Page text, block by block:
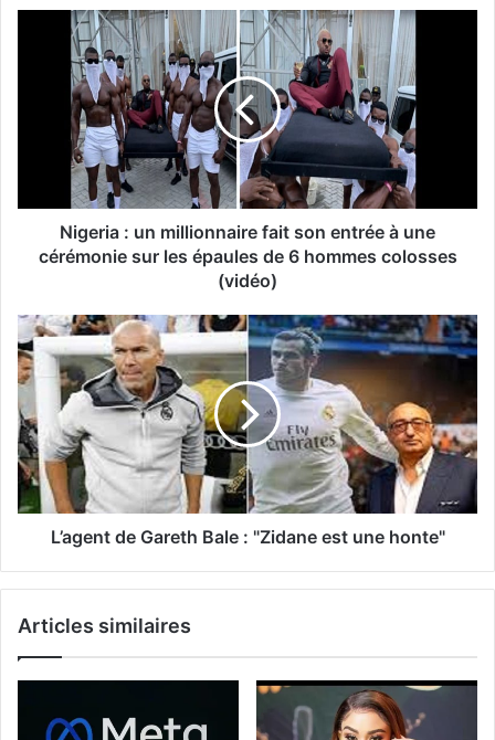
Nigeria : un millionnaire fait son entrée à une
cérémonie sur les épaules de 6 hommes colosses
(vidéo)
L’agent de Gareth Bale : "Zidane est une honte"
Articles similaires